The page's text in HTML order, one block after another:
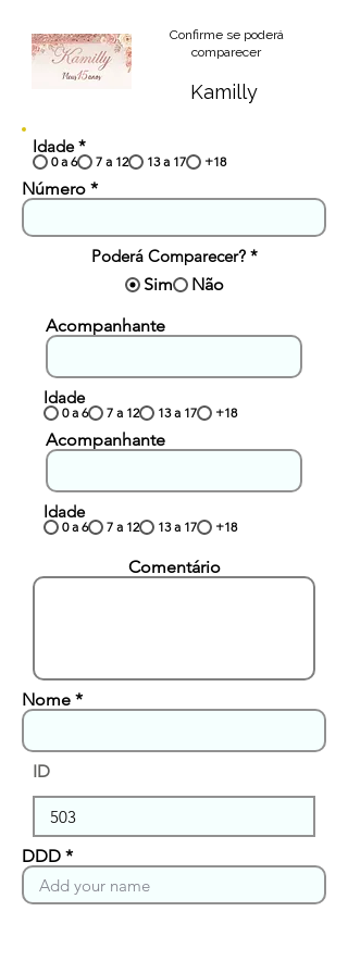
Confirme se poderá
comparecer
Kamilly
Idade *
0 a 6 7 a 12 13 a 17 +18
Número
Poderá Comparecer? *
Sim
Não
Acompanhante
Idade
0 a 6 7 a 12 13 a 17 +18
Acompanhante
Idade
0 a 6 7 a 12 13 a 17 +18
Comentário
Nome
ID
DDD